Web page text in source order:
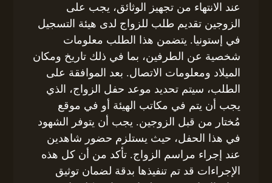
عند الانتهاء من تجهيز الوثائق، يجب على
الزوجين تقديم طلب للزواج لدى هيئة التسجيل
في إستونيا. يتضمن هذا الطلب معلومات
شخصية عن الطرفين، بما في ذلك تاريخ ومكان
الميلاد ومعلومات الاتصال. بعد الموافقة على
الطلب، سيتم تحديد موعد حفل الزواج، الذي
يجب أن يتم في مكاتب الهيئة أو في موقع
مُختار من قبل الزوجين. يجب أن يتوفر الشهود
في هذا الحفل، حيث يستلزم حضور شاهدين
عند إجراء مراسم الزواج. تأكد من أن كل هذه
الإجراءات قد تم تنفيذها بدقة لضمان توثيق